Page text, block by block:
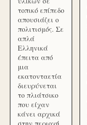
τοπικό επίπεδο
απουσιάζει ο
πολιτισμός. Σε
απλά
Ελληνικά
έπειτα από
μια
εκατονταετία
διευρύνεται
το πλιάτσικο
που είχαν
κάνει αρχικά